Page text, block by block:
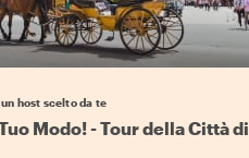
il tuo local preferito
host scelto da te
Modo! - Tour della Città di